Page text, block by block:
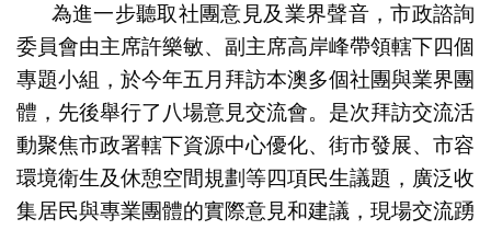
為進一步聽取社團意見及業界聲音，市政諮詢
委員會由主席許樂敏、副主席高岸峰帶領轄下四個
專題小組，於今年五月拜訪本澳多個社團與業界團
體，先後舉行了八場意見交流會。是次拜訪交流活
動聚焦市政署轄下資源中心優化、街市發展、市容
環境衛生及休憩空間規劃等四項民生議題，廣泛收
集居民與專業團體的實際意見和建議，現場交流踴